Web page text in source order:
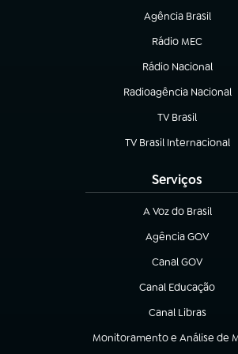
Agência Brasil
(abre em nova aba)
Rádio MEC
(abre em nova aba)
Rádio Nacional
Radioagência Nacional
(abre em nova aba)
TV Brasil
(abre em nova
TV Brasil Internacional
(abre em nova aba)
Serviços
A Voz do Brasil
(abre em nova aba)
Agência GOV
(abre em nova aba)
Canal GOV
(abre em nova aba)
Canal Educação
(abre em nova aba)
Canal Libras
(abre em nova aba)
Monitoramento e Análise de
(abre em nova aba)